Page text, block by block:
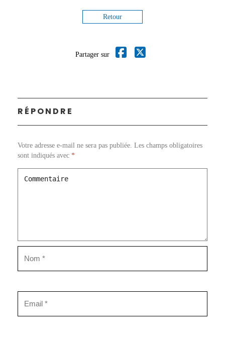
Retour
Partager sur
RÉPONDRE
Votre adresse e-mail ne sera pas publiée. Les champs obligatoires
sont indiqués avec *